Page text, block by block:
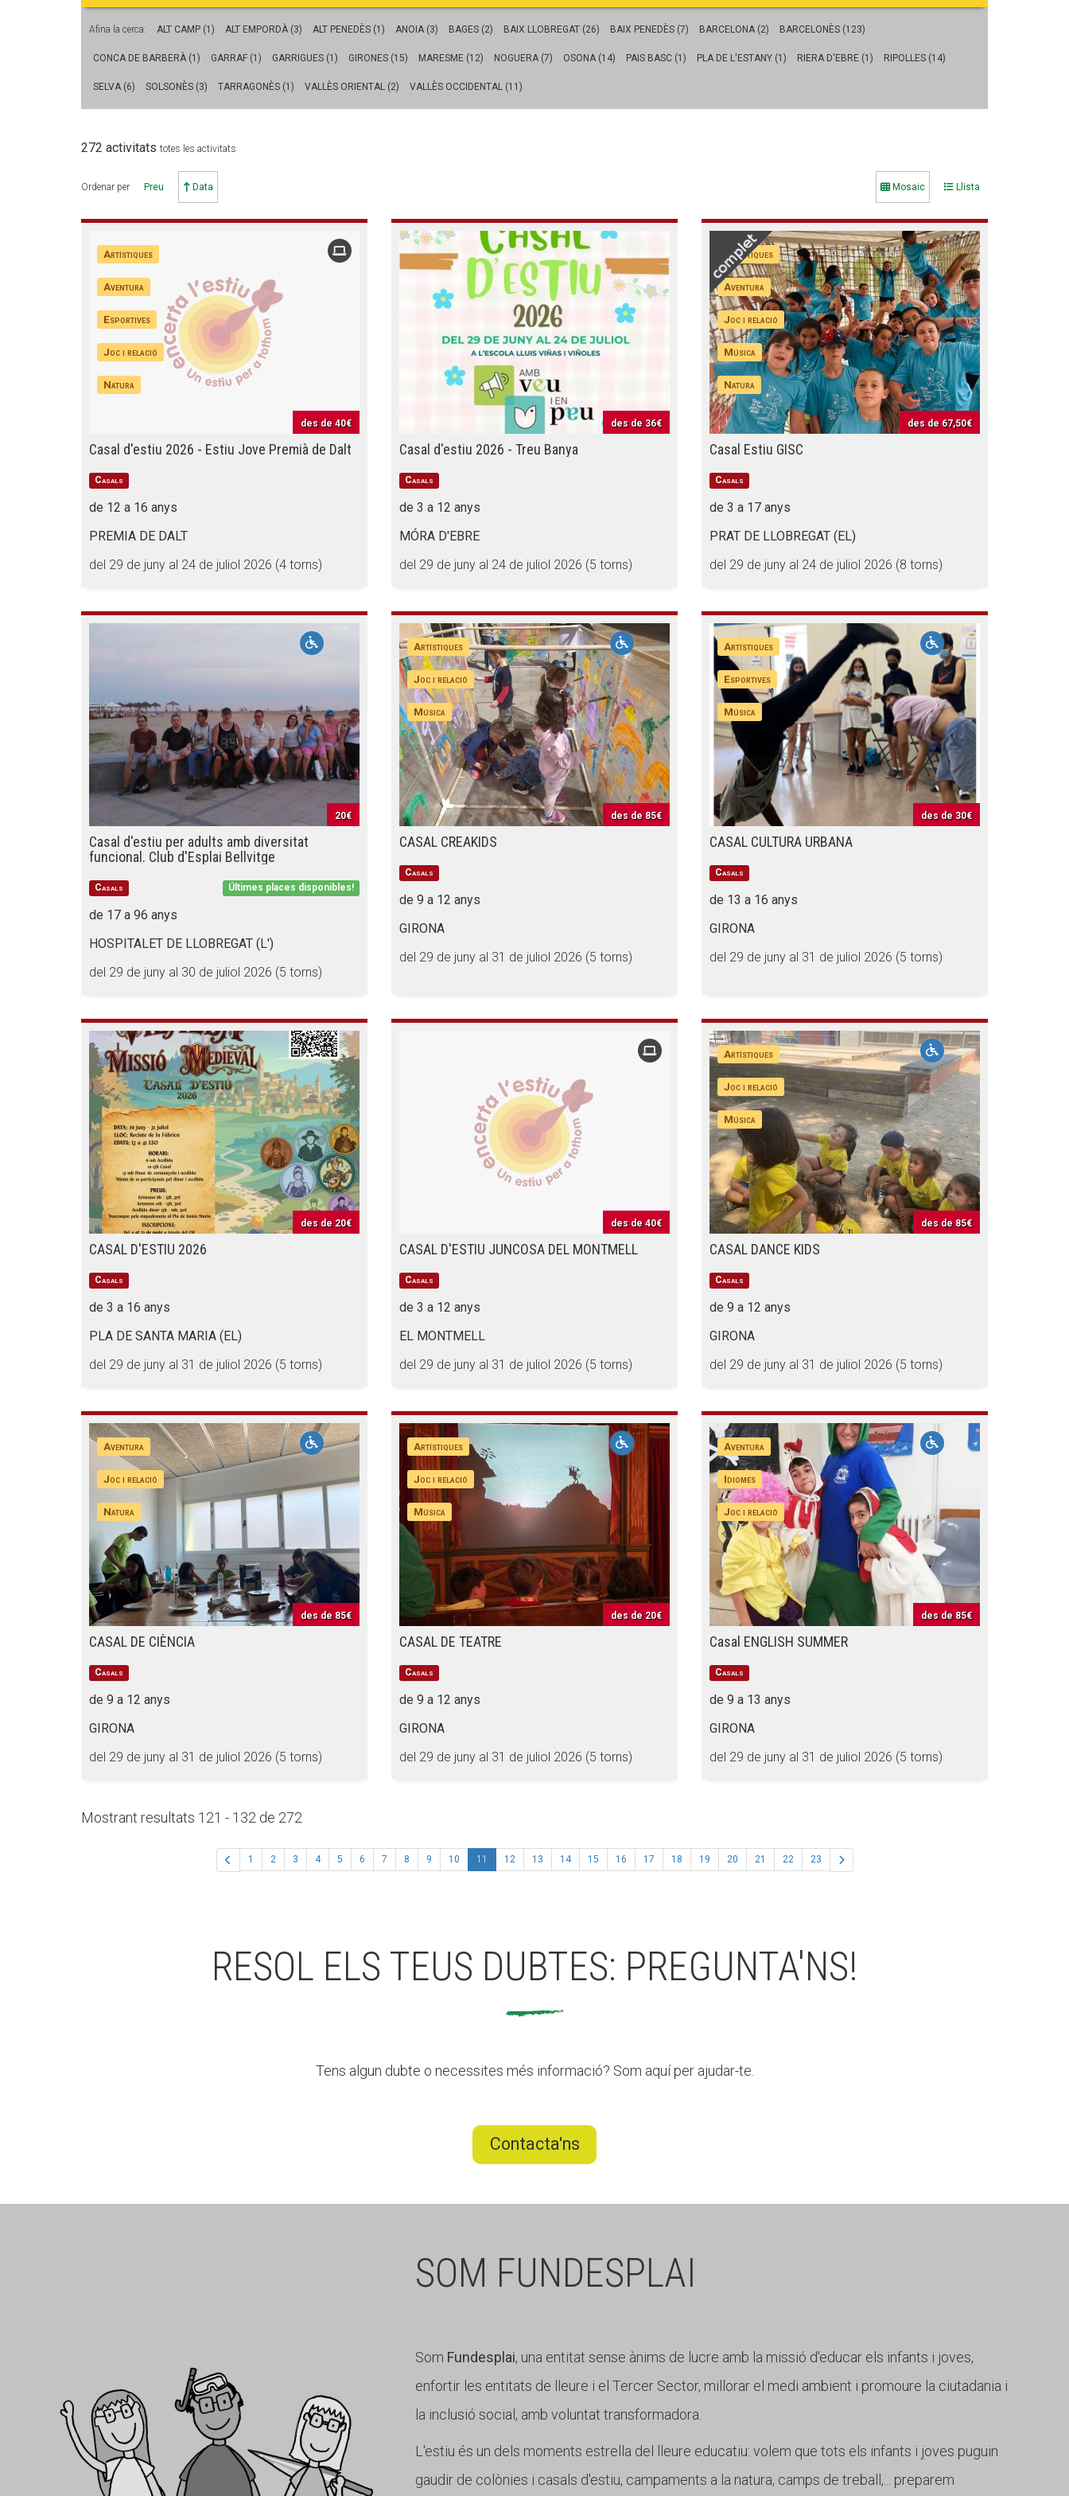
Afina la cerca: ALT CAMP (1) ALT EMPORDÀ (3) ALT PENEDÈS (1) ANOIA (3) BAGES (2) BAIX LLOBREGAT (26) BAIX PENEDÈS (7) BARCELONA (2) BARCELONÈS (123)
CONCA DE BARBERÀ (1) GARRAF (1) GARRIGUES (1) GIRONES (15) MARESME (12) NOGUERA (7) OSONA (14) PAIS BASC (1) PLA DE L'ESTANY (1) RIERA D'EBRE (1) RIPOLLES (14)
SELVA (6) SOLSONÈS (3) TARRAGONÈS (1) VALLÈS ORIENTAL (2) VALLÈS OCCIDENTAL (11)
272 activitats totes les activitats
Ordenar per Preu Data Mosaic Llista
Artístiques
Aventura
Esportives
Joc i relació
Natura
des de 40€
Casal d'estiu 2026 - Estiu Jove Premià de Dalt
Casals
de 12 a 16 anys
PREMIA DE DALT
del 29 de juny al 24 de juliol 2026 (4 torns)
des de 36€
Casal d'estiu 2026 - Treu Banya
Casals
de 3 a 12 anys
MÓRA D'EBRE
del 29 de juny al 24 de juliol 2026 (5 torns)
Artístiques
Aventura
Joc i relació
Música
Natura
des de 67,50€
Casal Estiu GISC
Casals
de 3 a 17 anys
PRAT DE LLOBREGAT (EL)
del 29 de juny al 24 de juliol 2026 (8 torns)
20€
Casal d'estiu per adults amb diversitat
funcional. Club d'Esplai Bellvitge
Últimes places disponibles!
Casals
de 17 a 96 anys
HOSPITALET DE LLOBREGAT (L')
del 29 de juny al 30 de juliol 2026 (5 torns)
Artístiques
Joc i relació
Música
des de 85€
CASAL CREAKIDS
Casals
de 9 a 12 anys
GIRONA
del 29 de juny al 31 de juliol 2026 (5 torns)
Artístiques
Esportives
Música
des de 30€
CASAL CULTURA URBANA
Casals
de 13 a 16 anys
GIRONA
del 29 de juny al 31 de juliol 2026 (5 torns)
des de 20€
CASAL D'ESTIU 2026
Casals
de 3 a 16 anys
PLA DE SANTA MARIA (EL)
del 29 de juny al 31 de juliol 2026 (5 torns)
des de 40€
CASAL D'ESTIU JUNCOSA DEL MONTMELL
Casals
de 3 a 12 anys
EL MONTMELL
del 29 de juny al 31 de juliol 2026 (5 torns)
Artístiques
Joc i relació
Música
des de 85€
CASAL DANCE KIDS
Casals
de 9 a 12 anys
GIRONA
del 29 de juny al 31 de juliol 2026 (5 torns)
Aventura
Joc i relació
Natura
des de 85€
CASAL DE CIÈNCIA
Casals
de 9 a 12 anys
GIRONA
del 29 de juny al 31 de juliol 2026 (5 torns)
Artístiques
Joc i relació
Música
des de 20€
CASAL DE TEATRE
Casals
de 9 a 12 anys
GIRONA
del 29 de juny al 31 de juliol 2026 (5 torns)
Aventura
Idiomes
Joc i relació
des de 85€
Casal ENGLISH SUMMER
Casals
de 9 a 13 anys
GIRONA
del 29 de juny al 31 de juliol 2026 (5 torns)
Mostrant resultats 121 - 132 de 272
1 2 3 4 5 6 7 8 9 10 11 (actual)
12 13 14 15 16 17 18 19 20 21 22 23
RESOL ELS TEUS DUBTES: PREGUNTA'NS!
Tens algun dubte o necessites més informació? Som aquí per ajudar-te.
Contacta'ns
SOM FUNDESPLAI
Som Fundesplai, una entitat sense ànims de lucre amb la missió d'educar els infants i joves,
enfortir les entitats de lleure i el Tercer Sector, millorar el medi ambient i promoure la ciutadania i
la inclusió social, amb voluntat transformadora.
L'estiu és un dels moments estrella del lleure educatiu: volem que tots els infants i joves puguin
gaudir de colònies i casals d'estiu, campaments a la natura, camps de treball,... preparem
L'equip
Missió i valors
Memòria d'activitats
Proposta educativa
Butlletins
Diari de la Fundació
Xarxes socials
Fes un donatiu
Treballa amb nosaltres